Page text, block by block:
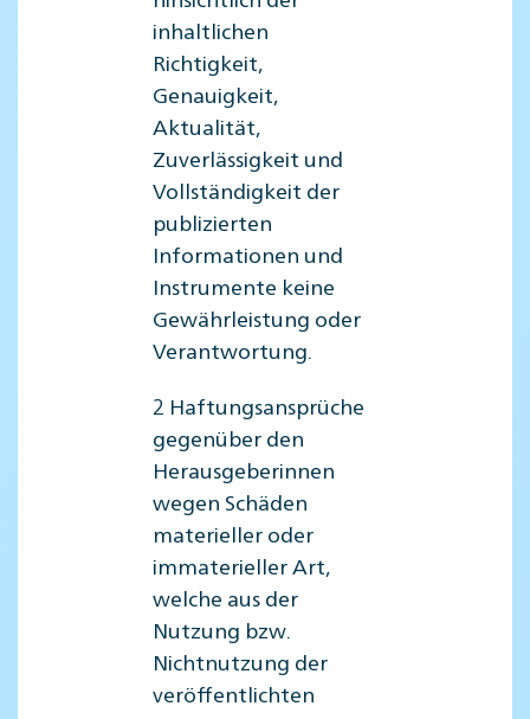
inhaltlichen
Richtigkeit,
Genauigkeit,
Aktualität,
Zuverlässigkeit und
Vollständigkeit der
publizierten
Informationen und
Instrumente keine
Gewährleistung oder
Verantwortung.
2 Haftungsansprüche
gegenüber den
Herausgeberinnen
wegen Schäden
materieller oder
immaterieller Art,
welche aus der
Nutzung bzw.
Nichtnutzung der
veröffentlichten